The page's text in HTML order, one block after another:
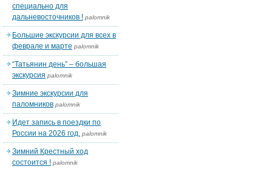
специально для
дальневосточников ! palomnik
Большие экскурсии для всех в
феврале и марте palomnik
“Татьянин день” – большая
экскурсия palomnik
Зимние экскурсии для
паломников palomnik
Идет запись в поездки по
России на 2026 год. palomnik
Зимний Крестный ход
состоится ! palomnik